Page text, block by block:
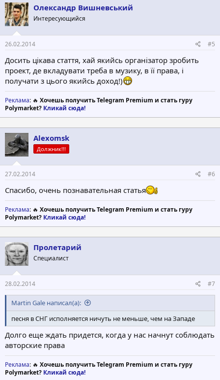
Олександр Вишневський
Интересующийся
26.02.2014 #5
Досить цікава стаття, хай якийсь організатор зробить
проект, де вкладувати треба в музику, в її права, і
получати з цього якийсь доход!)
Реклама: 🔥 Хочешь получить Telegram Premium и стать гуру
Polymarket? Кликай сюда!
Alexomsk
Должник!!!
27.02.2014 #6
Спасибо, очень познавательная статья
Реклама: 🔥 Хочешь получить Telegram Premium и стать гуру
Polymarket? Кликай сюда!
Пролетарий
Специалист
28.02.2014 #7
Martin Gale написал(а):
песня в СНГ исполняется ничуть не меньше, чем на Западе
Долго еще ждать придется, когда у нас начнут соблюдать
авторские права
Реклама: 🔥 Хочешь получить Telegram Premium и стать гуру
Polymarket? Кликай сюда!